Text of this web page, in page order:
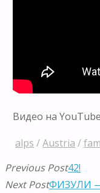
Видео на
alps /Austria /
Previous Post42!
Next PostФИЗУЛИ